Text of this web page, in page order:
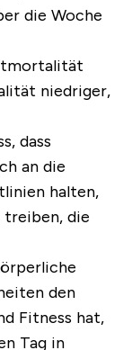
die Woche
niedriger,
dass
an die
halten,
treiben, die
den
Fitness hat,
Tag in